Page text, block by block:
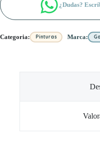
¿Dudas?
Categoria: Pinturas Marca: